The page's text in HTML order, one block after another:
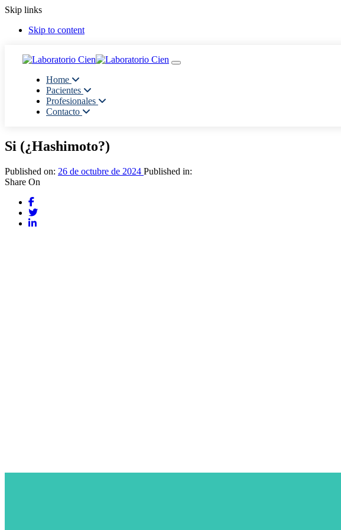
Skip links
Skip to content
Toggle navigation
Home
Pacientes
Profesionales
Contacto
Si (¿Hashimoto?)
Published on: 26 de octubre de 2024 Published in:
Share On